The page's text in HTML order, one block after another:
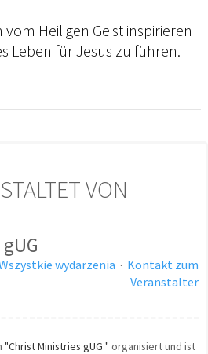
Heiligen Geist inspirieren
Leben für Jesus zu führen.
VON
wydarzenia · Kontakt zum
Veranstalter
"Christ Ministries gUG " organisiert und ist